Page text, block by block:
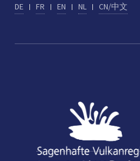
DE FR EN NL CN/中文